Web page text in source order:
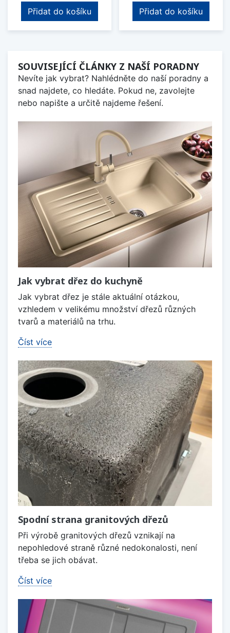
Přidat do košíku Přidat do košíku
SOUVISEJÍCÍ ČLÁNKY Z NAŠÍ PORADNY
Nevíte jak vybrat? Nahlédněte do naší poradny a
snad najdete, co hledáte. Pokud ne, zavolejte
nebo napište a určitě najdeme řešení.
Jak vybrat dřez do kuchyně
Jak vybrat dřez je stále aktuální otázkou,
vzhledem v velikému množství dřezů různých
tvarů a materiálů na trhu.
Číst více
Spodní strana granitových dřezů
Při výrobě granitových dřezů vznikají na
nepohledové straně různé nedokonalosti, není
třeba se jich obávat.
Číst více